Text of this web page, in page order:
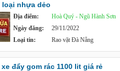
nhựa dẻo
Địa điểm:
Hoà Quý - Ngũ Hành Sơn
Ngày đăng:
29/11/2022
Loại tin:
Rao vặt Đà Nẵng
đẩy gom rác 1100 lit giá rẻ